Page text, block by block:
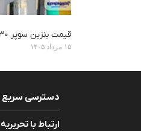
قیمت بنزین سوپر ۱۳۰ هزار تومانی شد
۱۵ مرداد ۱۴۰۵
دسترسی سریع
ارتباط با تحریریه